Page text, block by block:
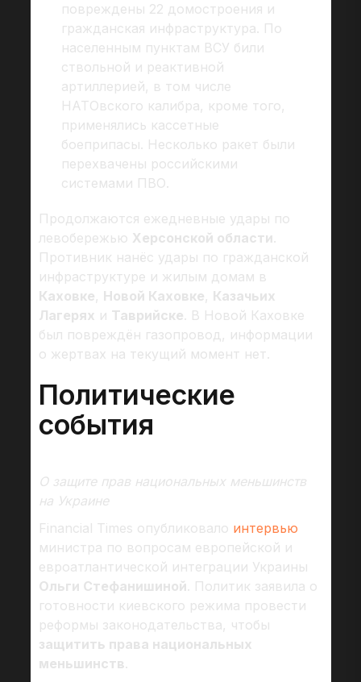
повреждены 22 домостроения и
гражданская инфраструктура. По
населенным пунктам ВСУ били
ствольной и реактивной
артиллерией, в том числе
НАТОвского калибра, кроме того,
применялись кассетные
боеприпасы. Несколько ракет были
перехвачены российскими
системами ПВО.
Продолжаются ежедневные удары по
левобережью Херсонской области.
Противник нанёс удары по гражданской
инфраструктуре и жилым домам в
Каховке, Новой Каховке, Казачьих
Лагерях и Таврийске. В Новой Каховке
был повреждён газопровод, информации
о жертвах на текущий момент нет.
Политические
события
О защите прав национальных меньшинств
на Украине
Financial Times опубликовало интервью
министра по вопросам европейской и
евроатлантической интеграции Украины
Ольги Стефанишиной. Политик заявила о
готовности киевского режима провести
реформы законодательства, чтобы
защитить права национальных
меньшинств.